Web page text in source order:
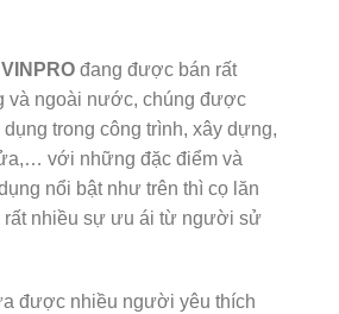
đang được bán rất
và ngoài nước, chúng được
trong công trình, xây dựng,
với những đặc điểm và
nổi bật như trên thì cọ lăn
nhiều sự ưu ái từ người sử
được nhiều người yêu thích